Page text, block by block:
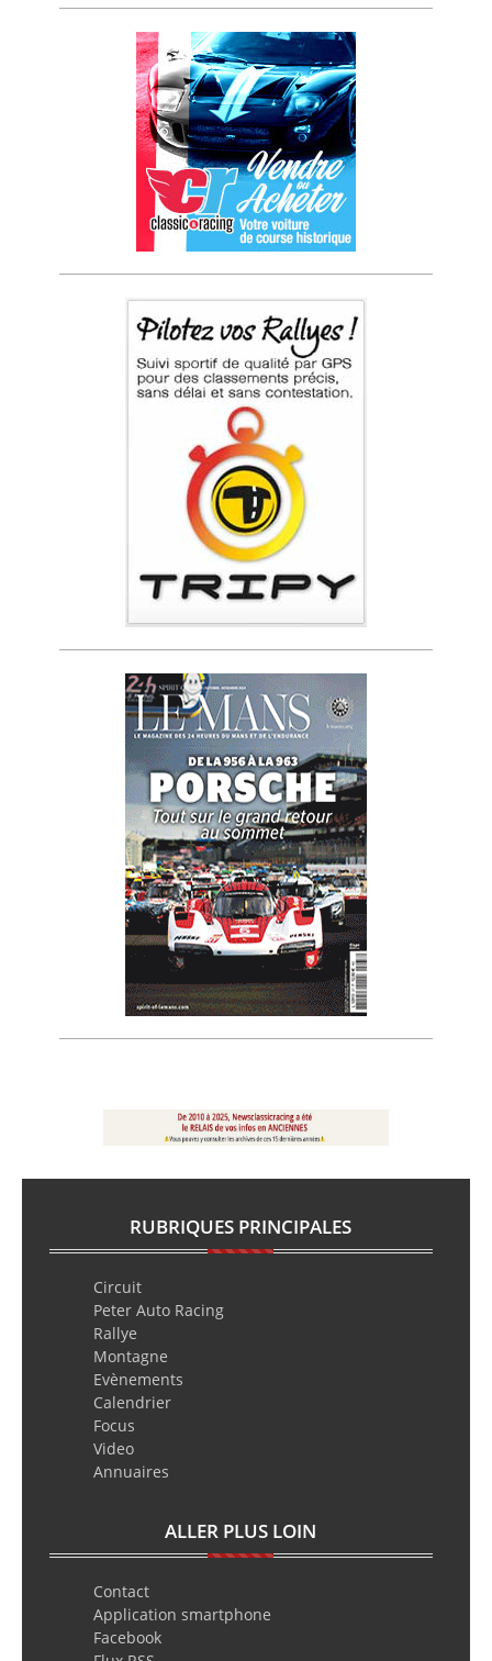
RUBRIQUES PRINCIPALES
Circuit
Peter Auto Racing
Rallye
Montagne
Evènements
Calendrier
Focus
Video
Annuaires
ALLER PLUS LOIN
Contact
Application smartphone
Facebook